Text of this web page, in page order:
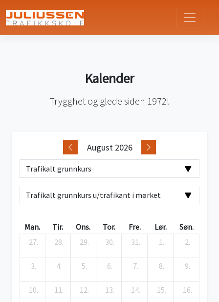
Kalender
Trygghet og glede siden 1972!
August 2026
Man. Tir. Ons. Tor. Fre. Lør.
Søn.
27.
28. 29. 30. 31. 1. 2.
3. 4. 5. 6. 7. 8. 9.
10. 11. 12. 13. 14. 15. 16.